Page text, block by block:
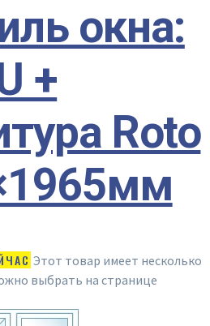
окна:
+
Roto
Этот товар имеет несколько
выбрать на странице